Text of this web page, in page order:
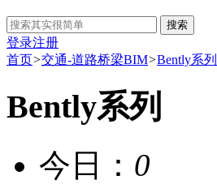
搜索
登录注册
首页>交通-道路桥梁BIM>Bently系列
Bently系列
今日： 0